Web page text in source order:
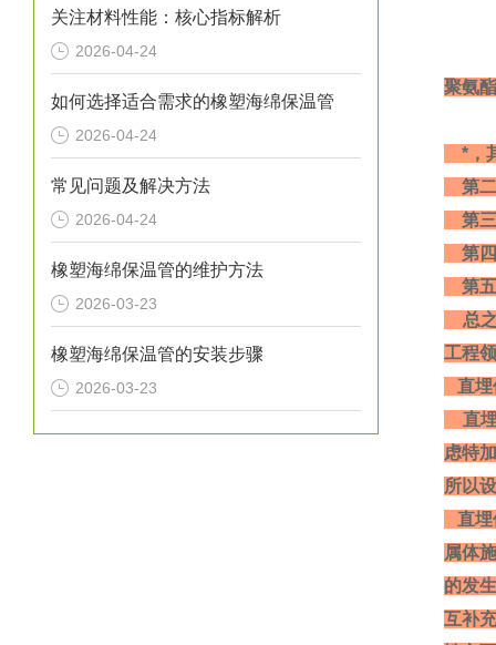
关注材料性能：核心指标解析
2026-04-24
如何选择适合需求的橡塑海绵保温管
2026-04-24
常见问题及解决方法
2026-04-24
橡塑海绵保温管的维护方法
2026-03-23
橡塑海绵保温管的安装步骤
2026-03-23
聚氨
*，
第二
第三
第四
第五
总之
工程
直埋
直埋
虑特
所以
直埋
属体
的发
互补